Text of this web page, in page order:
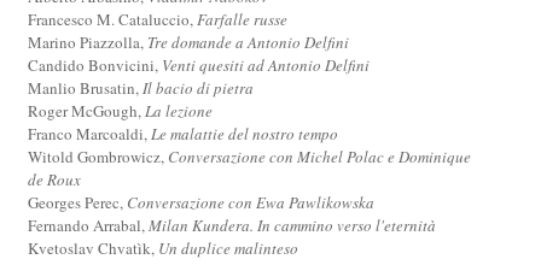
Francesco M. Cataluccio,Farfalle russe
Marino Piazzolla, Tre domande a Antonio Delfini
Candido Bonvicini, Venti quesiti ad Antonio Delfini
Manlio Brusatin,Il bacio di pietra
Roger McGough,La lezione
Franco Marcoaldi,Le malattie del nostro tempo
Witold Gombrowicz, Conversazione con Michel Polac e Dominique
de Roux
Georges Perec, Conversazione con Ewa Pawlikowska
Fernando Arrabal,Milan Kundera. In cammino verso l'eternità
Kvetoslav Chvatìk, Un duplice malinteso